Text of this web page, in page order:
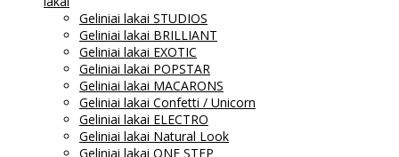
Geliniai lakai STUDIOS
Geliniai lakai BRILLIANT
Geliniai lakai EXOTIC
Geliniai lakai POPSTAR
Geliniai lakai MACARONS
Geliniai lakai Confetti / Unicorn
Geliniai lakai ELECTRO
Geliniai lakai Natural Look
Geliniai lakai ONE STEP